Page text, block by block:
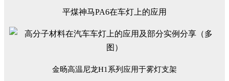
平煤神马PA6在车灯上的应用
金旸高温尼龙H1系列应用于雾灯支架